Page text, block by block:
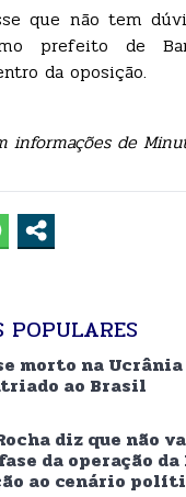
que não tem
prefeito de
da oposição.
informações de
POPULARES
morto na
ao Brasil
diz que não
da operação
ao cenário